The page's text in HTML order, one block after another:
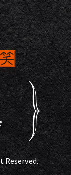
Reserved.